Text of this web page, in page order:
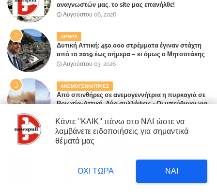
αναγνωστών μας, το site μας επανήλθε!
Αυγούστου 06, 2026
ΑΡΘΡΑ
Δυτική Αττική: 450.000 στρέμματα έγιναν στάχτη
από το 2019 έως σήμερα – κι όμως ο Μητσοτάκης
έλαβε 40% και 45% στις εκλογές του 2023,ενώ 50%
Αυγούστου 03, 2026
ΑΝΕΜΟΓΕΝΝΗΤΡΙΕΣ
Από σπινθήρες σε ανεμογεννήτρια η πυρκαγιά σε
Βοιωτία-Αττική .Δύο συλλήψεις - Οι υπεύθυνοι για
"πληρώσουν";
ΑΡΘΡΑ
Από σήμερα είμαστε κατ' επιλογή μας, πολίτες
στρέμματα έγιναν στάχτη επι
κυβέρνησης Μητσοτάκη!
Our website uses cookies to enhance your experience.
Κάντε ''ΚΛΙΚ'' πάνω στο ΝΑΙ ώστε να
λαμβάνετε ειδοποιήσεις για σημαντικά
θέματά μας
ΝΑΙ
ΟΧΙ ΤΩΡΑ